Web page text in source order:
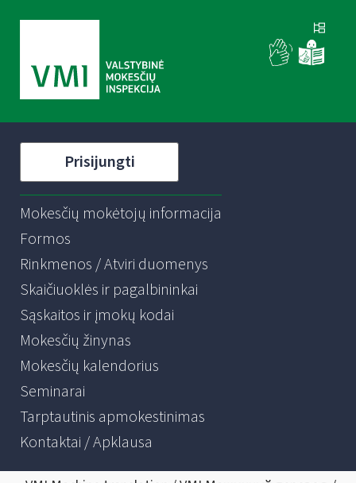
Prisijungti
Mokesčių mokėtojų informacija
Formos
Rinkmenos / Atviri duomenys
Skaičiuoklės ir pagalbininkai
Sąskaitos ir įmokų kodai
Mokesčių žinynas
Mokesčių kalendorius
Seminarai
Tarptautinis apmokestinimas
Kontaktai / Apklausa